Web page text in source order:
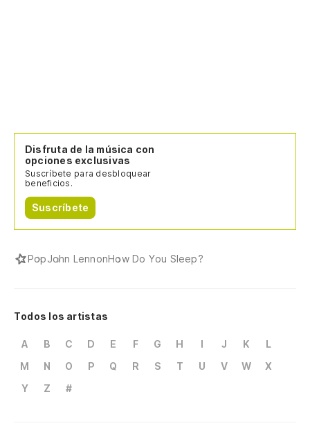
Disfruta de la música con
opciones exclusivas
Suscríbete para desbloquear
beneficios.
Suscríbete
PopJohn LennonHow Do You Sleep?
Todos los artistas
A B C D E F G H I J K
L
M
N O P Q R S T U V W
X
Y
Z #